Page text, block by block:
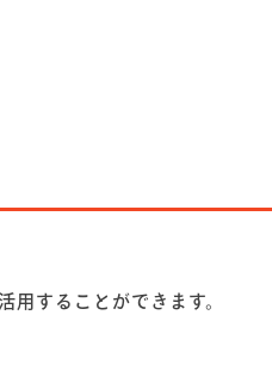
用することができます。